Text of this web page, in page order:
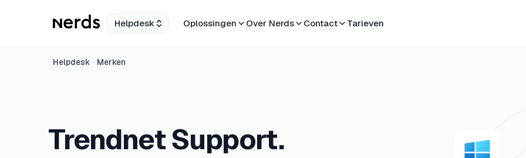
Helpdesk Oplossingen Over Nerds Contact Tarieven
Helpdesk Merken
Trendnet Support.